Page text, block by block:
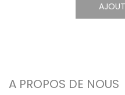
A PROPOS DE NOUS